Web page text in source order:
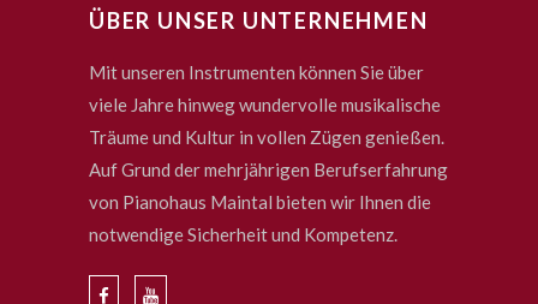
ÜBER UNSER UNTERNEHMEN
Mit unseren Instrumenten können Sie über
viele Jahre hinweg wundervolle musikalische
Träume und Kultur in vollen Zügen genießen.
Auf Grund der mehrjährigen Berufserfahrung
von Pianohaus Maintal bieten wir Ihnen die
notwendige Sicherheit und Kompetenz.